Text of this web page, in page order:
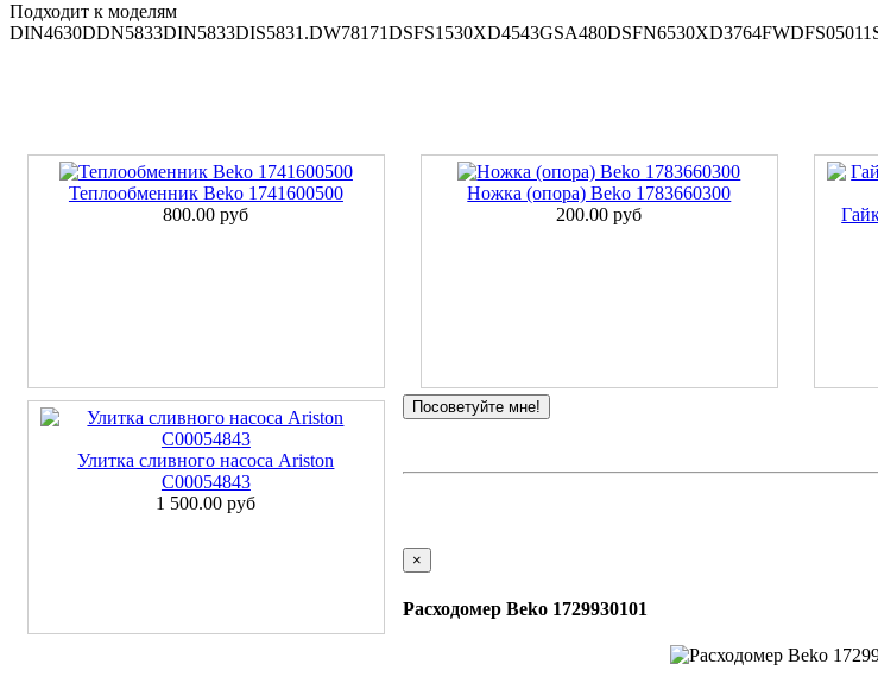
Подходит к моделям
Теплообменник Beko 1741600500
800.00 руб
Ножка (опора) Beko 1783660300
200.00 руб
Улитка сливного насоса Ariston
C00054843
1 500.00 руб
Посоветуйте мне!
×
Расходомер Beko 1729930101